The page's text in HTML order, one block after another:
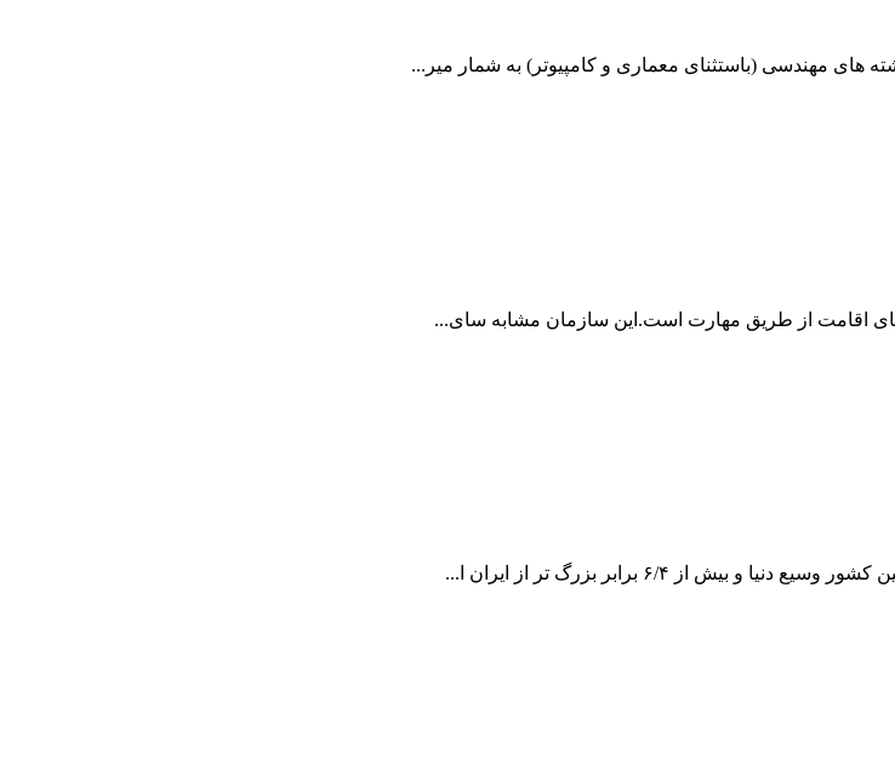
های مهندسی (باستثنای معماری و کامپیوتر) به شمار میر...